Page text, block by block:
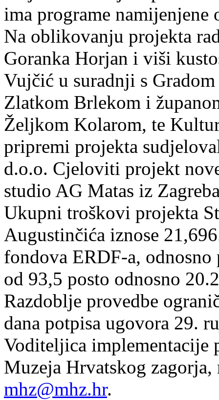
ima programe namijenjene
Na oblikovanju projekta
Goranka Horjan i viši
Vujčić u suradnji s
Zlatkom Brlekom i
Željkom Kolarom, te
pripremi projekta
d.o.o. Cjeloviti projekt
studio AG Matas iz
Ukupni troškovi projekta
Augustinčića iznose
fondova ERDF-a,
od 93,5 posto odnosno
Razdoblje provedbe
dana potpisa ugovora 29.
Voditeljica implementacije
Muzeja Hrvatskog
mhz@mhz.hr.